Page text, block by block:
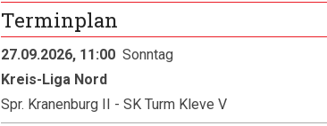
Terminplan
27.09.2026, 11:00 Sonntag
Kreis-Liga Nord
Spr. Kranenburg II - SK Turm Kleve V